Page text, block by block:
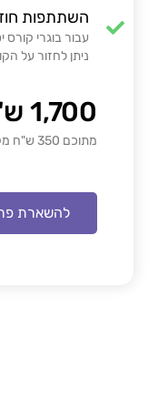
השתתפות
עבור בוגרי קורס
ניתן לחזור על
1,700 ש"ח
מתוכם 350 ש"ח מקדמה להבטחת מקום
להשארת